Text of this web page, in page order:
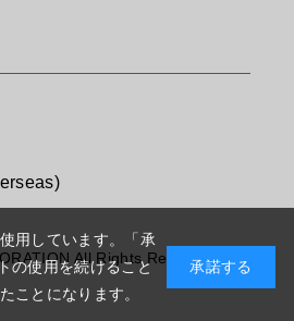
All Rights Reserved.
用しています。「承
の使用を続けること
ことになります。
承諾する